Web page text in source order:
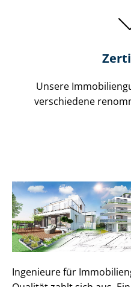
Unsere
verschiedene
Ingenieure für